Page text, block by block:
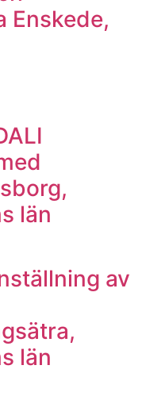
Enskede,
län
av
län